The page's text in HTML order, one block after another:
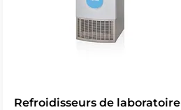
Refroidisseurs de laboratoire